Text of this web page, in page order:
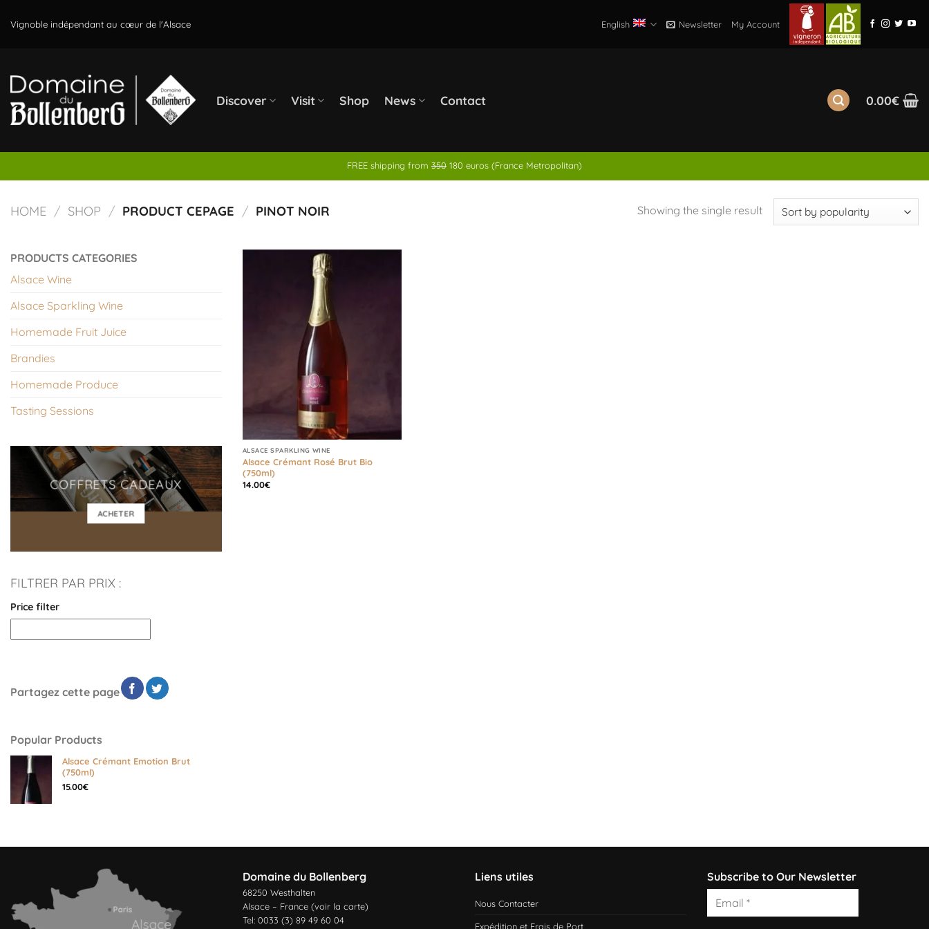
Vignoble indépendant au cœur de l'Alsace English Newsletter My Account
Discover Visit Shop News Contact 0.00€
FREE shipping from 350 180 euros (France Metropolitan)
HOME / SHOP / PRODUCT CEPAGE / PINOT NOIR Showing the single result
PRODUCTS CATEGORIES
Alsace Wine
Alsace Sparkling Wine
Homemade Fruit Juice
Brandies
Homemade Produce
Tasting Sessions
COFFRETS CADEAUX
ACHETER
FILTRER PAR PRIX :
Price filter
Partagez cette page
Popular Products
Alsace Crémant Emotion Brut
(750ml)
15.00€
ALSACE SPARKLING WINE
Alsace Crémant Rosé Brut Bio
(750ml)
14.00€
Domaine du Bollenberg
68250 Westhalten
Alsace – France (voir la carte)
Tel: 0033 (3) 89 49 60 04
Liens utiles
Nous Contacter
Expédition et Frais de Port
Subscribe to Our Newsletter